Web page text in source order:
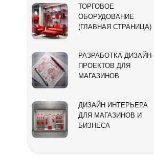
ТОРГОВОЕ
ОБОРУДОВАНИЕ
(ГЛАВНАЯ СТРАНИЦА)
РАЗРАБОТКА ДИЗАЙН-
ПРОЕКТОВ ДЛЯ
МАГАЗИНОВ
ДИЗАЙН ИНТЕРЬЕРА
ДЛЯ МАГАЗИНОВ И
БИЗНЕСА